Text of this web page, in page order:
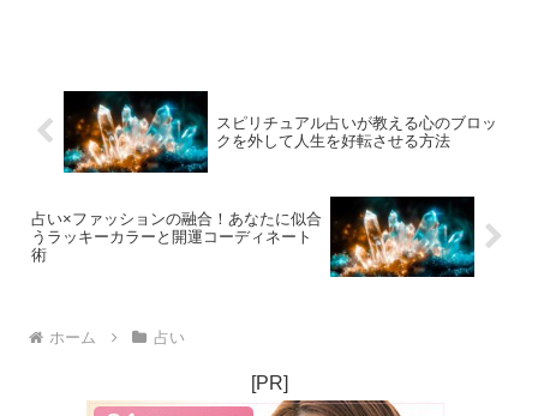
スピリチュアル占いが教える心のブロッ
クを外して人生を好転させる方法
占い×ファッションの融合！あなたに似合
うラッキーカラーと開運コーディネート
術
ホーム 占い
[PR]